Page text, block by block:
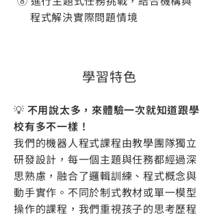
程式解決實際問題情境
學習特色
​💡 不用說太多，來體驗一次就知道跟學
校有多不一樣！
我們的機器人程式課程由教學團隊獨立
研發設計，每一個主題與任務都經過深
思熟慮，融合了邏輯訓練、程式概念與
動手實作。不同於制式教材或單一模型
操作的課程，我們重視孩子的思考歷程